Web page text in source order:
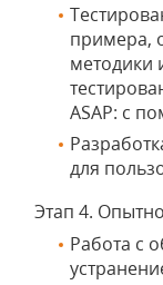
примера,
методики
ASAP: с
для
Этап 4.
Работа с